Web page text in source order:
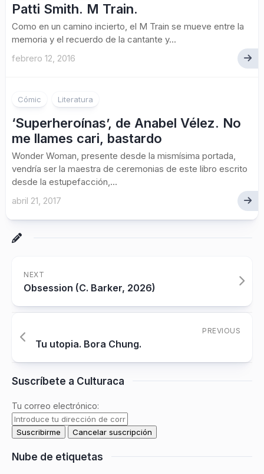
Patti Smith. M Train.
Como en un camino incierto, el M Train se mueve entre la
memoria y el recuerdo de la cantante y...
febrero 12, 2016
Cómic Literatura
‘Superheroínas’, de Anabel Vélez. No
me llames cari, bastardo
Wonder Woman, presente desde la mismísima portada,
vendría ser la maestra de ceremonias de este libro escrito
desde la estupefacción,...
abril 21, 2017
NEXT
Obsession (C. Barker, 2026)
PREVIOUS
Tu utopia. Bora Chung.
Suscríbete a Culturaca
Tu correo electrónico:
Nube de etiquetas